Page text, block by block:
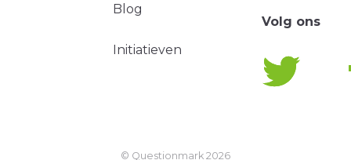
Blog
Initiatieven
Volg ons
© Questionmark 2026